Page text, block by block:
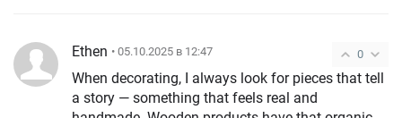
0
Ethen • 05.10.2025 в 12:47
When decorating, I always look for pieces that tell
a story — something that feels real and